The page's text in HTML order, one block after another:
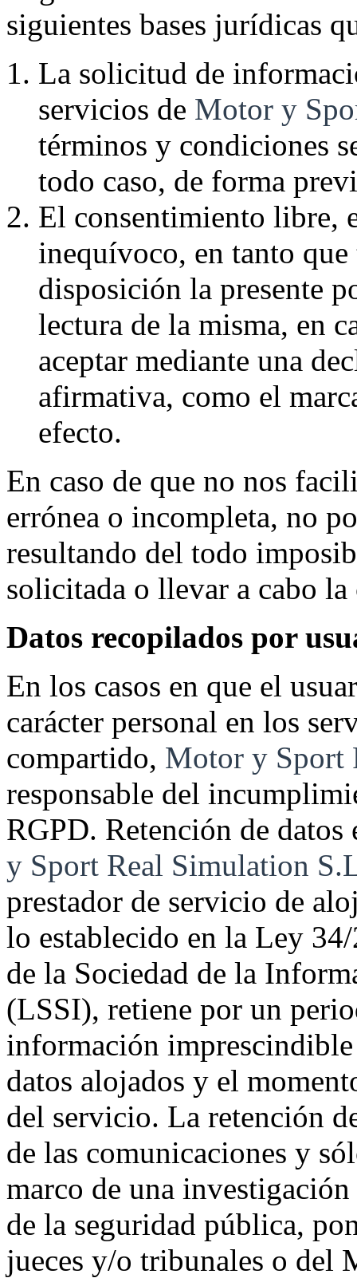
siguientes bases jurídicas
La solicitud de
servicios de Motor y
términos y condiciones
todo caso, de forma
El consentimiento libre,
inequívoco, en tanto
disposición la presente
lectura de la misma, en
aceptar mediante una
afirmativa, como el
efecto.
En caso de que no nos
errónea o incompleta, no
resultando del todo
solicitada o llevar a cabo
Datos recopilados por
En los casos en que el
carácter personal en los
compartido, Motor y Sport
responsable del
RGPD. Retención de
y Sport Real Simulation
prestador de servicio de
lo establecido en la Ley
de la Sociedad de la
(LSSI), retiene por un
información
datos alojados y el
del servicio. La retención
de las comunicaciones y
marco de una
de la seguridad pública,
jueces y/o tribunales o del